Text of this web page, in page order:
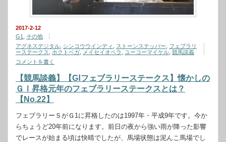
2017-2-12
G1
その他
アグネスデジタル シンコウウインディ ストーンステッパー
フェブラリ
ーステークス
ホクトベガ メイセイオペラ ユーコーマイケル 競馬談義
コメントを書く
【競馬談義】【GⅠフェブラリーステークス】懐かしの
ＧⅠ昇格元年のフェブラリーステークスとは？
【No.22】
フェブラリーＳがＧ1に昇格したのは1997年・平成9年です。今か
らちょうど20年前になります。前日の夜から強い雨が降った影響
でレースが始まる頃は快晴でしたが、馬場状態は泥んこ馬場でし